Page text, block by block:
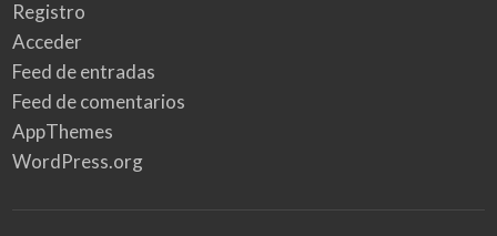
Registro
Acceder
Feed de entradas
Feed de comentarios
AppThemes
WordPress.org